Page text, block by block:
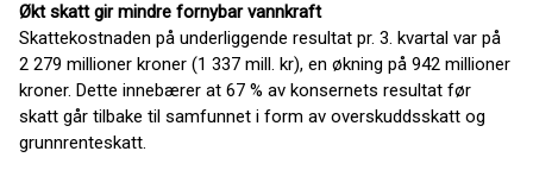
Økt skatt gir mindre fornybar vannkraft
Skattekostnaden på underliggende resultat pr. 3. kvartal var på
2 279 millioner kroner (1 337 mill. kr), en økning på 942 millioner
kroner. Dette innebærer at 67 % av konsernets resultat før
skatt går tilbake til samfunnet i form av overskuddsskatt og
grunnrenteskatt.